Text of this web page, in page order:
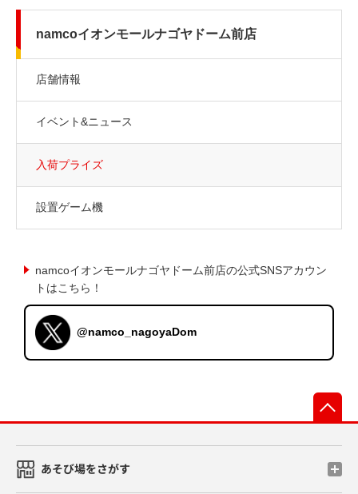
namcoイオンモールナゴヤドーム前店
店舗情報
イベント&ニュース
入荷プライズ
設置ゲーム機
namcoイオンモールナゴヤドーム前店の公式SNSアカウン
トはこちら！
@namco_nagoyaDom
あそび場をさがす